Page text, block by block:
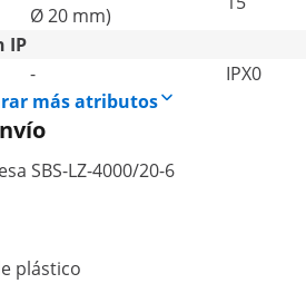
Ø 20 mm)
IP
-
IPX0
más atributos
SBS-LZ-4000/20-6
plástico